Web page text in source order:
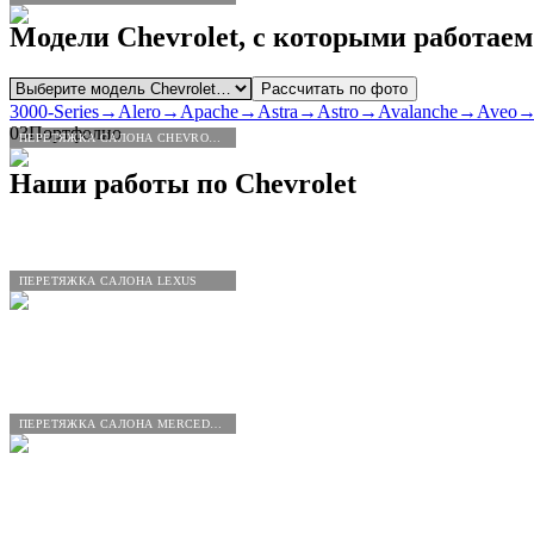
ПЕРЕТЯЖКА САЛОНА LEXUS
Модели Chevrolet, с которыми работаем
Рассчитать по фото
3000-Series→Alero→Apache→Astra→Astro→Avalanche→Aveo→
03Портфолио
Наши работы по Chevrolet